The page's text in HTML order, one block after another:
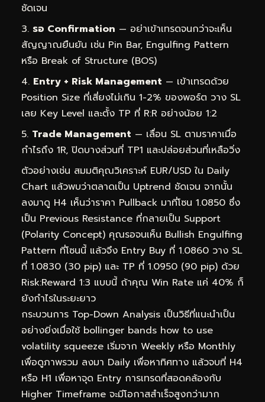
ชัดเจน
รอ Confirmation — อย่าเข้าเทรดจนกว่าจะเห็น
สัญญาณยืนยัน เช่น Pin Bar, Engulfing Pattern
หรือ Break of Structure (BOS)
Entry + Risk Management — เข้าเทรดด้วย
Position Size ที่เสี่ยงไม่เกิน 1-2% ของพอร์ต วาง SL
เลย Key Level และตั้ง TP ที่ R:R อย่างน้อย 1:2
Trade Management — เลื่อน SL ตามราคาเมื่อ
กำไรถึง 1R, ปิดบางส่วนที่ TP1 และปล่อยส่วนที่เหลือวิ่ง
ตัวอย่างเช่น สมมติคุณวิเคราะห์ EUR/USD ใน Daily
Chart แล้วพบว่าตลาดเป็น Uptrend ชัดเจน จากนั้น
ลงมาดู H4 เห็นว่าราคา Pullback มาที่โซน 1.0850 ซึ่ง
เป็น Previous Resistance ที่กลายเป็น Support
(Polarity Concept) คุณรอจนเห็น Bullish Engulfing
Pattern ที่โซนนี้ แล้วจึง Entry Buy ที่ 1.0860 วาง SL
ที่ 1.0830 (30 pip) และ TP ที่ 1.0950 (90 pip) ด้วย
Risk:Reward 1:3 แบบนี้ ถ้าคุณ Win Rate แค่ 40% ก็
ยังกำไรในระยะยาว
กระบวนการ Top-Down Analysis เป็นวิธีที่แนะนำเป็น
อย่างยิ่งเมื่อใช้ bollinger bands how to use
volatility squeeze เริ่มจาก Weekly หรือ Monthly
เพื่อดูภาพรวม ลงมา Daily เพื่อหาทิศทาง แล้วจบที่ H4
หรือ H1 เพื่อหาจุด Entry การเทรดที่สอดคล้องกับ
Higher Timeframe จะมีโอกาสสำเร็จสูงกว่ามาก